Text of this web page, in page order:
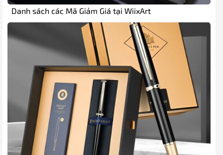
Danh sách các Mã Giảm Giá tại WiixArt